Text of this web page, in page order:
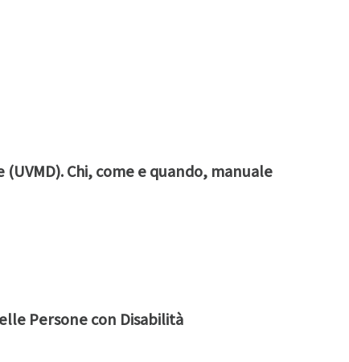
Chi, come e quando, manuale
Persone con Disabilità